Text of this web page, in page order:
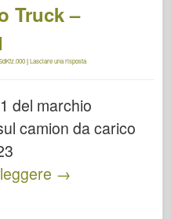
Truck –
|Lasciare una risposta
del marchio
camion da carico
→